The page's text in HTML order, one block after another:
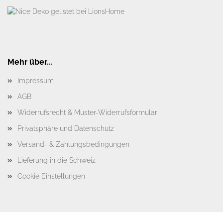
Mehr über...
Impressum
AGB
Widerrufsrecht & Muster-Widerrufsformular
Privatsphäre und Datenschutz
Versand- & Zahlungsbedingungen
Lieferung in die Schweiz
Cookie Einstellungen